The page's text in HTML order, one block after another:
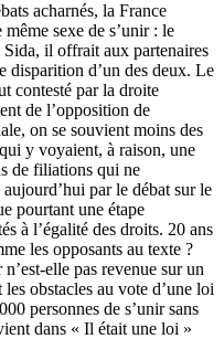
acharnés, la France
sexe de s’unir : le
il offrait aux partenaires
disparition d’un des deux. Le
contesté par la droite
de l’opposition de
on se souvient moins des
y voyaient, à raison, une
de filiations qui ne
par le débat sur le
pourtant une étape
à l’égalité des droits. 20 ans
les opposants au texte ?
elle pas revenue sur un
obstacles au vote d’une loi
personnes de s’unir sans
dans « Il était une loi »